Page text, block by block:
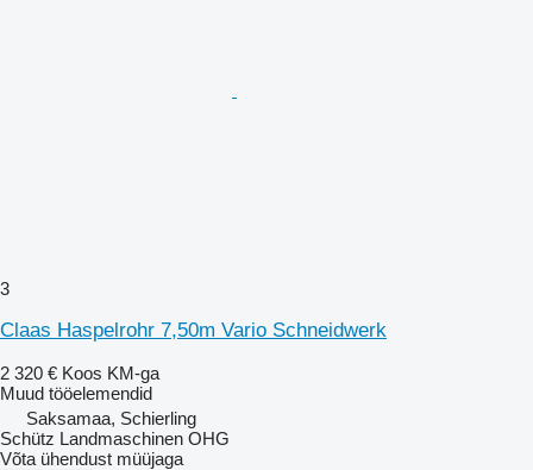
3
Claas Haspelrohr 7,50m Vario Schneidwerk
2 320 € Koos KM-ga
Muud tööelemendid
Saksamaa, Schierling
Schütz Landmaschinen OHG
Võta ühendust müüjaga